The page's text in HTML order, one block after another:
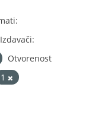
Izdavači:
Otvorenost
1